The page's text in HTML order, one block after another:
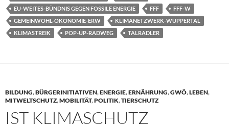
EU-WEITES-BÜNDNIS GEGEN FOSSILE ENERGIE
FFF
FFF-W
GEMEINWOHL-ÖKONOMIE-ERW
KLIMANETZWERK-WUPPERTAL
KLIMASTREIK
POP-UP-RADWEG TALRADLER
BILDUNG,BÜRGERINITIATIVEN,ENERGIE,ERNÄHRUNG,GWÖ,LEBEN,
MITWELTSCHUTZ,MOBILITÄT,POLITIK,TIERSCHUTZ
IST KLIMASCHUTZ